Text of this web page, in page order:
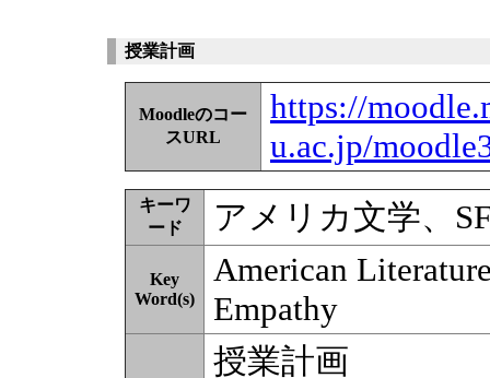
授業計画
Moodleのコー
スURL
https://
u.ac.jp/
キーワ
ード
アメリカ文学、
Key
Word(s)
American
Empathy
授業計画